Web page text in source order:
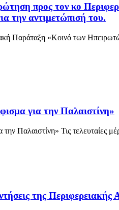
προς τον κο
την αντιμετώπισή του.
«Κοινό των
για την Παλαιστίνη»
Παλαιστίνη» Τις τελευταίες
της Περιφερειακής